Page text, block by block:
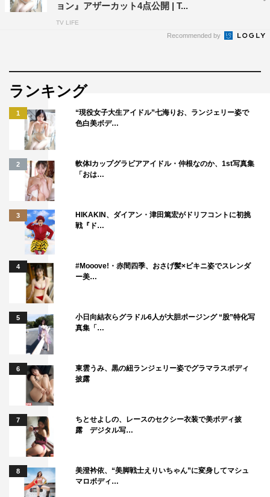
ョン』アザーカット4点公開 | T...
TV LIFE
Recommended by
ランキング
1
“現役女子大生アイドル”七海りお、ランジェリー姿で
色白美ボデ…
2
軟体Iカップグラビアアイドル・仲根なのか、1st写真集
「おは…
3
HIKAKIN、ダイアン・津田篤宏がドリフコントに初挑
戦『ド…
4
#Mooove!・赤間四季、おさげ髪×ビキニ姿でスレンダ
ー美…
5
小日向結衣らグラドル6人が大胆ポージング “股”特化写
真集「…
6
東雲うみ、黒の紐ランジェリー姿でグラマラスボディ
披露
7
ちとせよしの、レースのセクシー衣装で美ボディ披
露 デジタル写…
8
美澄衿依、“美脚戦士えりいちゃん”に変身してマシュ
マロボディ…